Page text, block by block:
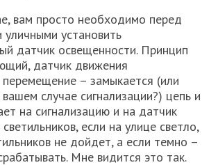
вам просто необходимо перед
уличными установить
датчик освещенности. Принцип
датчик движения
– замыкается (или
случае сигнализации?) цепь и
на сигнализацию и на датчик
если на улице светло,
не дойдет, а если темно –
Мне видится это так.